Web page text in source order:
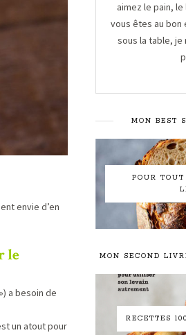
envie d’en
le
a besoin de
un atout pour
aimez le pain,
vous êtes au
sous la table, je
MON BEST
POUR
MON SECOND
RECETTES